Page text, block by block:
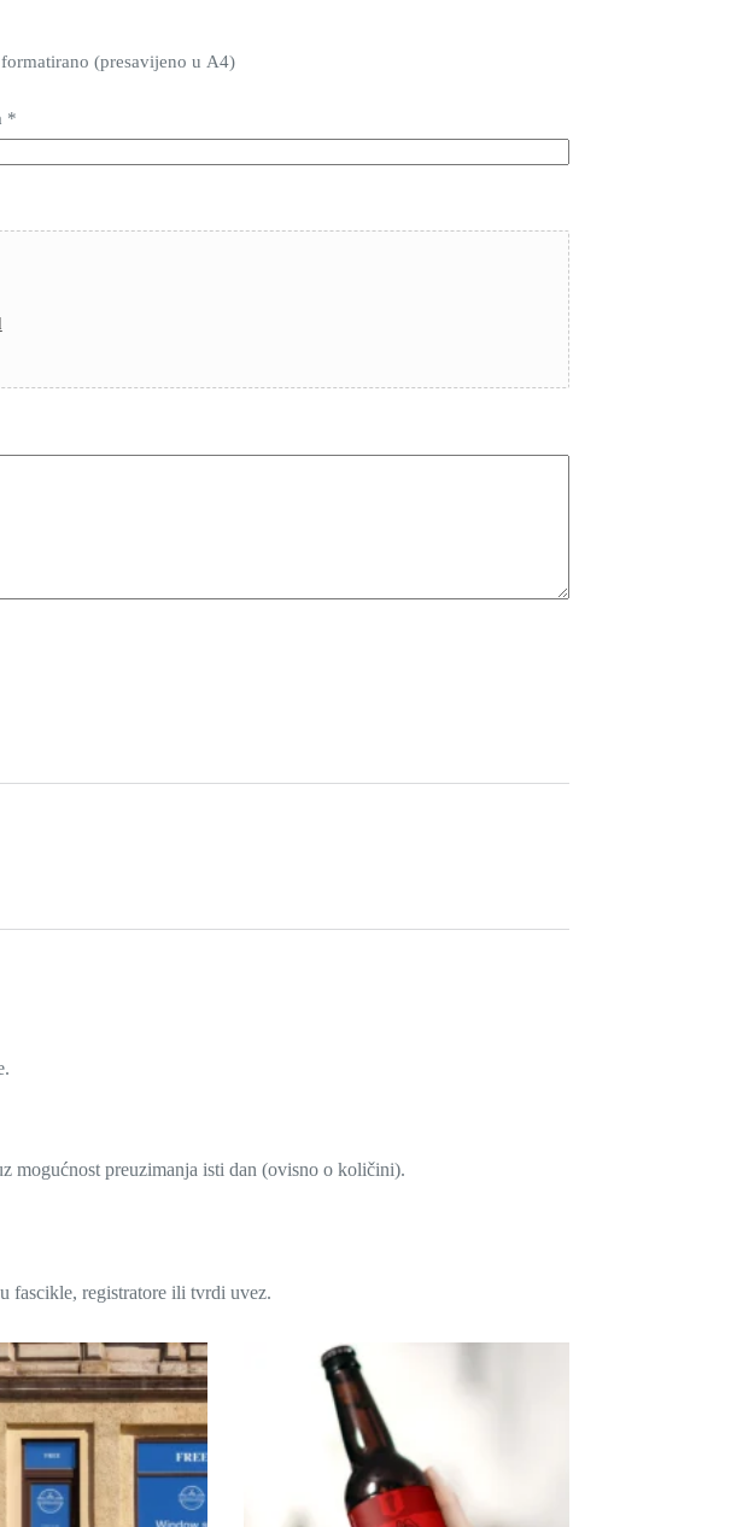
formatirano (presavijeno u A4)
*
mogućnost preuzimanja isti dan (ovisno o količini).
fascikle, registratore ili tvrdi uvez.